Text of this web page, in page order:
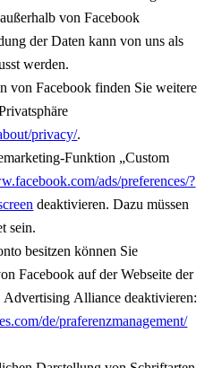
von Facebook
der Daten kann von uns als
werden.
von Facebook finden Sie weitere
privacy/.
Funktion „Custom
ads/preferences/?
deaktivieren. Dazu müssen
sein.
besitzen können Sie
Facebook auf der Webseite der
Alliance deaktivieren:
de/praferenzmanagement/